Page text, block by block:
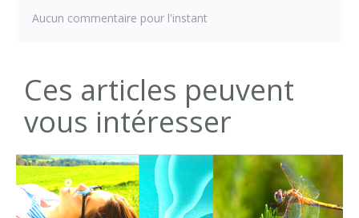
Aucun commentaire pour l'instant
Ces articles peuvent
vous intéresser